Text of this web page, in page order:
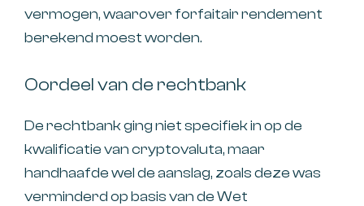
vermogen, waarover forfaitair rendement
berekend moest worden.
Oordeel van de rechtbank
De rechtbank ging niet specifiek in op de
kwalificatie van cryptovaluta, maar
handhaafde wel de aanslag, zoals deze was
verminderd op basis van de Wet